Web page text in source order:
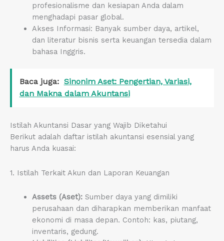
profesionalisme dan kesiapan Anda dalam
menghadapi pasar global.
Akses Informasi: Banyak sumber daya, artikel,
dan literatur bisnis serta keuangan tersedia dalam
bahasa Inggris.
Baca juga: Sinonim Aset: Pengertian, Variasi,
dan Makna dalam Akuntansi
Istilah Akuntansi Dasar yang Wajib Diketahui
Berikut adalah daftar istilah akuntansi esensial yang
harus Anda kuasai:
1. Istilah Terkait Akun dan Laporan Keuangan
Assets (Aset):Sumber daya yang dimiliki
perusahaan dan diharapkan memberikan manfaat
ekonomi di masa depan. Contoh: kas, piutang,
inventaris, gedung.